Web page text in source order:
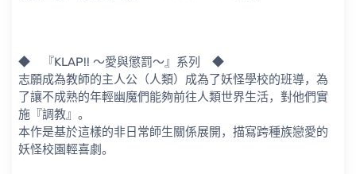
◆ 『KLAP!! ～愛與懲罰～』系列 ◆
志願成為教師的主人公（人類）成為了妖怪學校的班導，為
了讓不成熟的年輕幽魔們能夠前往人類世界生活，對他們實
施『調教』。
本作是基於這樣的非日常師生關係展開，描寫跨種族戀愛的
妖怪校園輕喜劇。